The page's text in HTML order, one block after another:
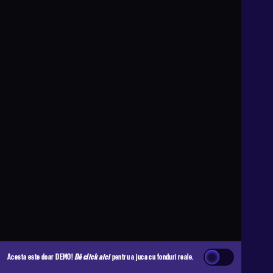
Acesta este doar DEMO!Dă click aicipentru a juca cu fonduri reale.